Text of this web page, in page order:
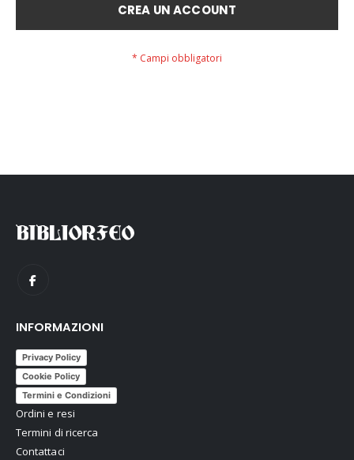
CREA UN ACCOUNT
INFORMAZIONI
Privacy Policy
Cookie Policy
Termini e Condizioni
Ordini e resi
Termini di ricerca
Contattaci